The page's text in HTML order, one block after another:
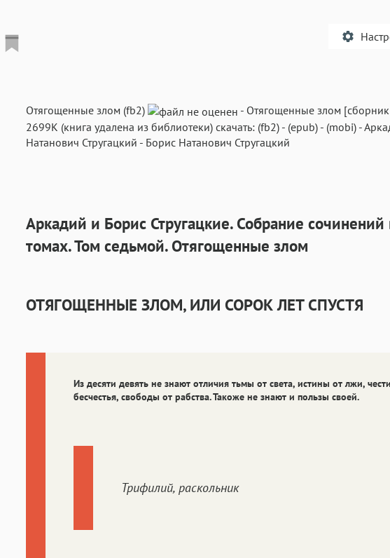
Текст Текст
Аа Аа
Аа
Iowan
Аа
San Francisco Аа
SF Serif
Аа
Courier
Аа
Courier New
Аа
Menlo
Отягощенные злом (fb2) - Отягощенные злом
2699K (книга удалена из библиотеки) скачать: (fb2) - (epub) - (mobi) -
Натанович Стругацкий - Борис Натанович Стругацкий
Аркадий и Борис Стругацкие. Собрание
томах. Том седьмой. Отягощенные злом
ОТЯГОЩЕННЫЕ ЗЛОМ, ИЛИ СОРОК ЛЕТ СПУСТЯ
Из десяти девять не знают отличия тьмы от света, истины от лжи,
бесчестья, свободы от рабства. Такоже не знают и пользы своей.
Трифилий, раскольник